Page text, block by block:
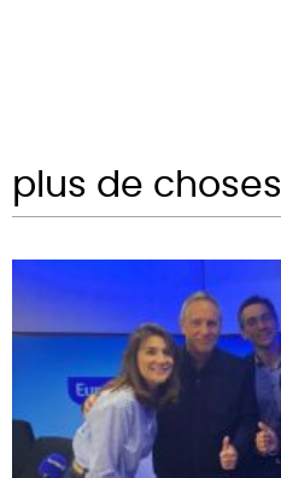
plus de choses